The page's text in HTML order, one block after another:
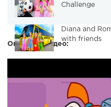
Challenge
Diana and
with friends
Описание видео: